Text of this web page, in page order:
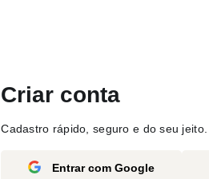
Criar conta
Cadastro rápido, seguro e do seu jeito.
Entrar com Google